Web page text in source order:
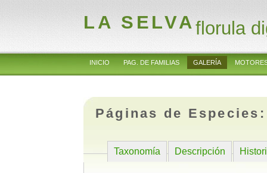
LA SELVAflorula
INICIO PAG. DE FAMILIAS GALERÍA
Páginas de
Taxonomía Descripción